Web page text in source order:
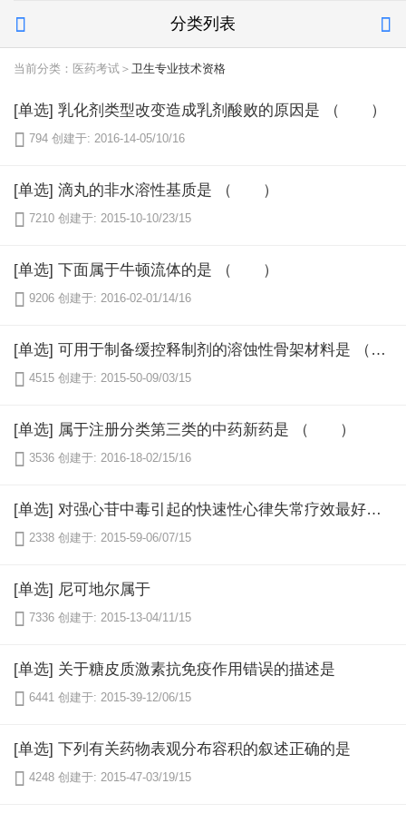
 分类列表 
当前分类：医药考试＞ 卫生专业技术资格
[单选] 乳化剂类型改变造成乳剂酸败的原因是 （ ）
 794 创建于: 2016-14-05/10/16
[单选] 滴丸的非水溶性基质是 （ ）
 7210 创建于: 2015-10-10/23/15
[单选] 下面属于牛顿流体的是 （ ）
 9206 创建于: 2016-02-01/14/16
[单选] 可用于制备缓控释制剂的溶蚀性骨架材料是 （ ）
 4515 创建于: 2015-50-09/03/15
[单选] 属于注册分类第三类的中药新药是 （ ）
 3536 创建于: 2016-18-02/15/16
[单选] 对强心苷中毒引起的快速性心律失常疗效最好的药物是
 2338 创建于: 2015-59-06/07/15
[单选] 尼可地尔属于
 7336 创建于: 2015-13-04/11/15
[单选] 关于糖皮质激素抗免疫作用错误的描述是
 6441 创建于: 2015-39-12/06/15
[单选] 下列有关药物表观分布容积的叙述正确的是
 4248 创建于: 2015-47-03/19/15